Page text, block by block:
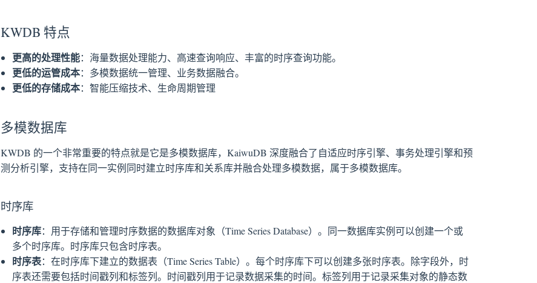
KWDB 特点
更高的处理性能：海量数据处理能力、高速查询响应、丰富的时序查询功能。
更低的运管成本：多模数据统一管理、业务数据融合。
更低的存储成本：智能压缩技术、生命周期管理
多模数据库
KWDB 的一个非常重要的特点就是它是多模数据库，KaiwuDB 深度融合了自适应时序引擎、事务处理引擎和预
测分析引擎，支持在同一实例同时建立时序库和关系库并融合处理多模数据，属于多模数据库。
时序库
时序库：用于存储和管理时序数据的数据库对象（Time Series Database）。同一数据库实例可以创建一个或
多个时序库。时序库只包含时序表。
时序表：在时序库下建立的数据表（Time Series Table）。每个时序库下可以创建多张时序表。除字段外，时
序表还需要包括时间戳列和标签列。时间戳列用于记录数据采集的时间。标签列用于记录采集对象的静态数